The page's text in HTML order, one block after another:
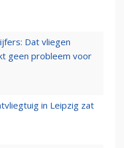
Dat vliegen
geen probleem voor
in Leipzig zat